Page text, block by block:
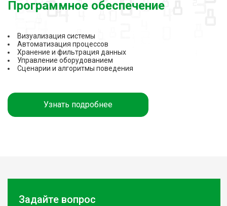
Программное обеспечение
Визуализация системы
Автоматизация процессов
Хранение и фильтрация данных
Управление оборудованием
Сценарии и алгоритмы поведения
Узнать подробнее
Задайте вопрос